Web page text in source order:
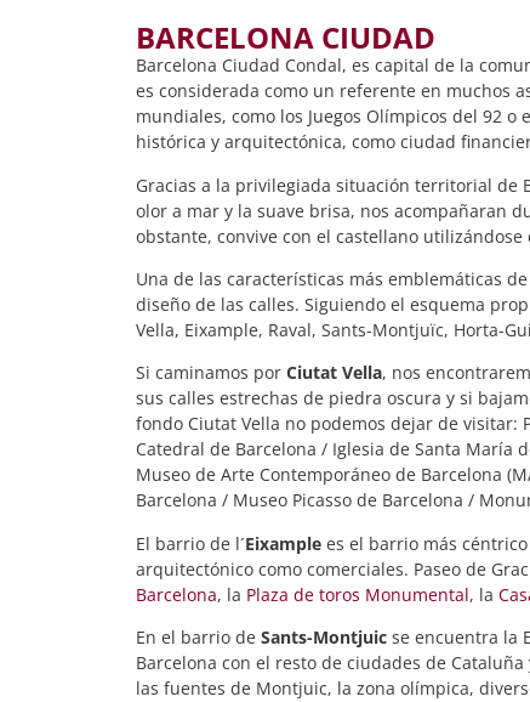
BARCELONA CIUDAD
Barcelona Ciudad Condal, es capital de la
es considerada como un referente en muchos
mundiales, como los Juegos Olímpicos del 92
histórica y arquitectónica, como ciudad
Gracias a la privilegiada situación territorial de
olor a mar y la suave brisa, nos acompañaran
obstante, convive con el castellano utilizándose
Una de las características más emblemáticas
diseño de las calles. Siguiendo el esquema
Vella, Eixample, Raval, Sants-Montjuïc, Horta-
Si caminamos por Ciutat Vella, nos
sus calles estrechas de piedra oscura y si
fondo Ciutat Vella no podemos dejar de visitar:
Catedral de Barcelona / Iglesia de Santa María
Museo de Arte Contemporáneo de Barcelona
Barcelona / Museo Picasso de Barcelona /
El barrio de l´Eixample es el barrio más
arquitectónico como comerciales. Paseo de
Barcelona, la Plaza de toros Monumental, la
En el barrio de Sants-Montjuic se encuentra la
Barcelona con el resto de ciudades de
las fuentes de Montjuic, la zona olímpica,